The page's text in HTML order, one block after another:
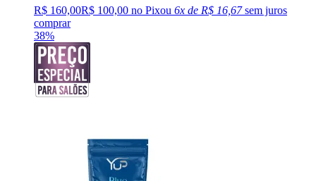
R$ 160,00R$ 100,00 no Pixou 6x de R$ 16,67sem juros
comprar
38%